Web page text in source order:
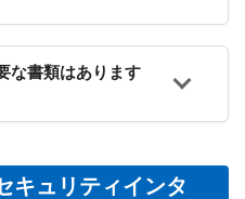
な書類はあります
キュリティインタ